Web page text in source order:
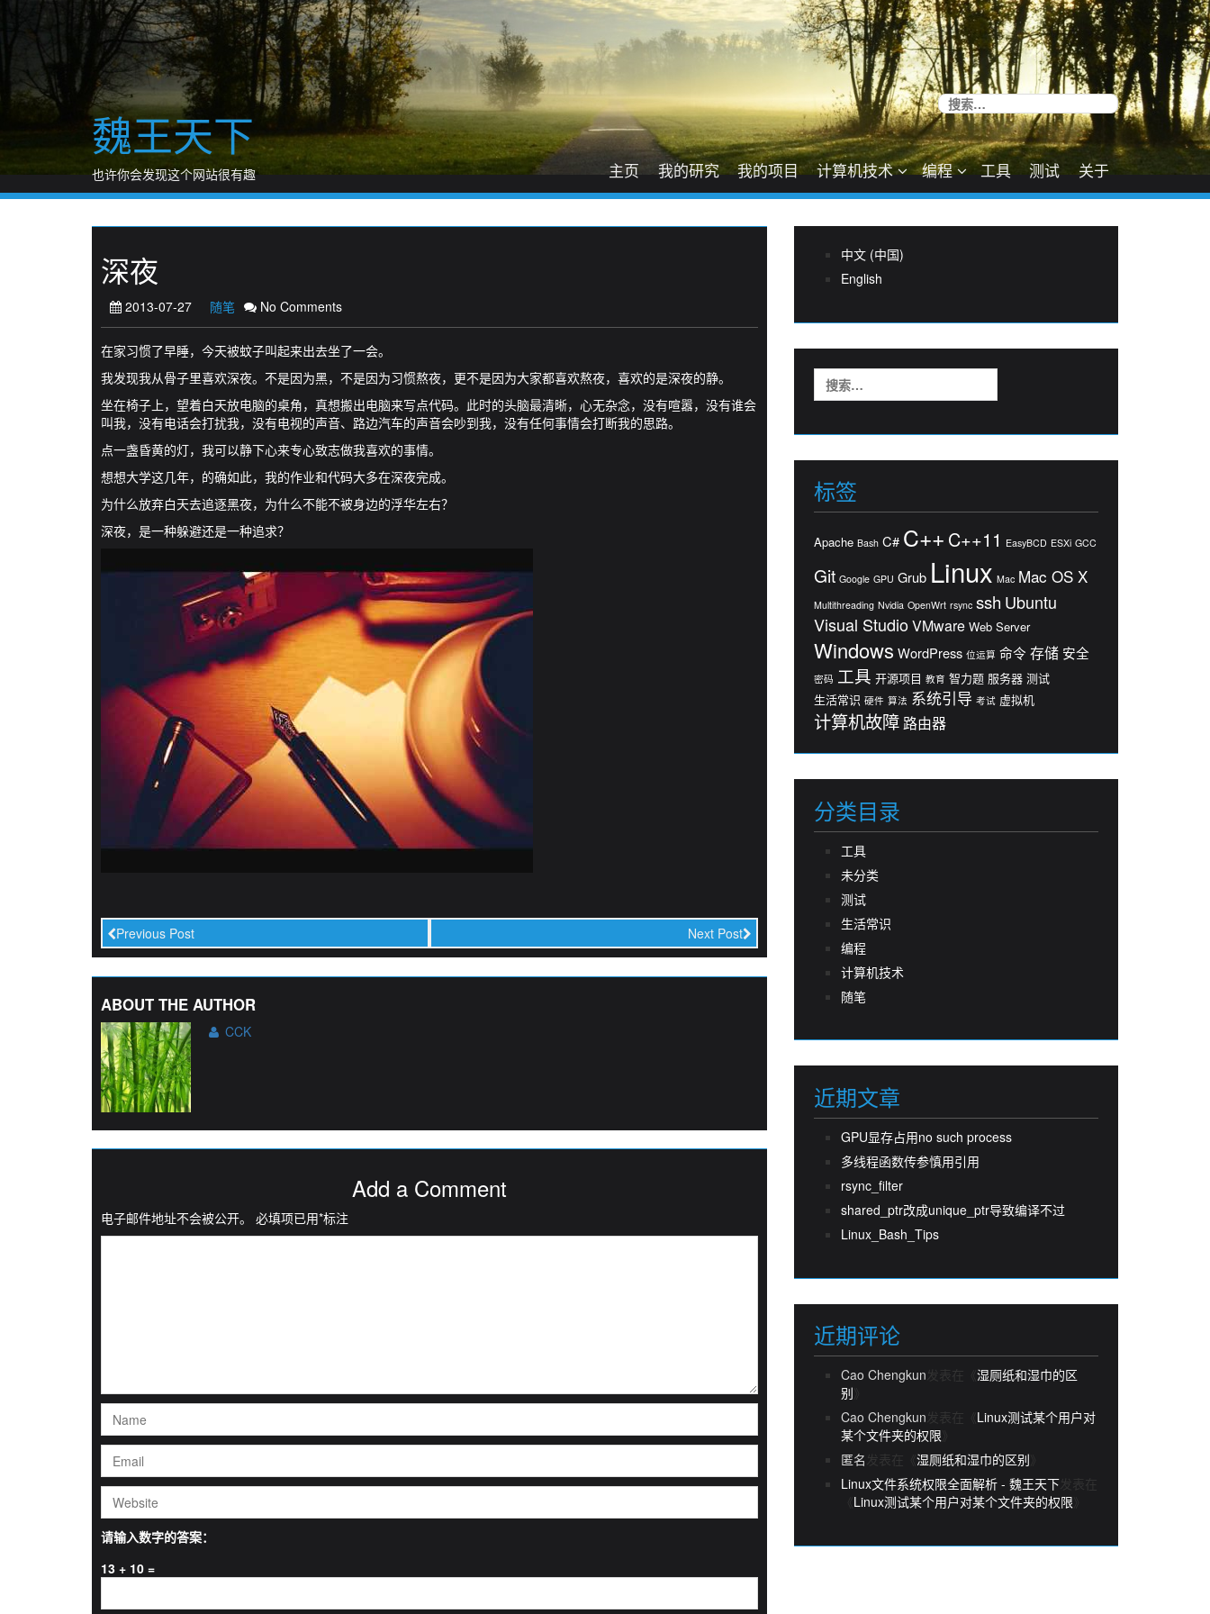
魏王天下
也许你会发现这个网站很有趣
搜
索：
主页 我的研究 我的项目 计算机技术 编程 工具 测试 关于
深夜
2013-07-27 随笔 No Comments
在家习惯了早睡，今天被蚊子叫起来出去坐了一会。
我发现我从骨子里喜欢深夜。不是因为黑，不是因为习惯熬夜，更不是因为大家都喜欢熬夜，喜欢的是深夜的静。
坐在椅子上，望着白天放电脑的桌角，真想搬出电脑来写点代码。此时的头脑最清晰，心无杂念，没有喧嚣，没有谁会
叫我，没有电话会打扰我，没有电视的声音、路边汽车的声音会吵到我，没有任何事情会打断我的思路。
点一盏昏黄的灯，我可以静下心来专心致志做我喜欢的事情。
想想大学这几年，的确如此，我的作业和代码大多在深夜完成。
为什么放弃白天去追逐黑夜，为什么不能不被身边的浮华左右？
深夜，是一种躲避还是一种追求？
Previous Post Next Post
ABOUT THE AUTHOR
CCK
Add a Comment
电子邮件地址不会被公开。 必填项已用*标注
请输入数字的答案：
13 + 10 =
中文 (中国)
English
索：
标签
Apache Bash C# C++ C++11 EasyBCD ESXi GCC
Git Google GPU Grub Linux Mac Mac OS X
Multithreading Nvidia OpenWrt rsync ssh Ubuntu
Visual StudioVMware Web Server
Windows WordPress 位运算 命令 存储 安全
密码 工具 开源项目 教育 智力题 服务器 测试
生活常识 硬件 算法 系统引导 考试 虚拟机
计算机故障 路由器
分类目录
工具
未分类
测试
生活常识
编程
计算机技术
随笔
近期文章
GPU显存占用no such process
多线程函数传参慎用引用
rsync_filter
shared_ptr改成unique_ptr导致编译不过
Linux_Bash_Tips
近期评论
Cao Chengkun发表在《 湿厕纸和湿巾的区
别
Cao Chengkun发表在《 Linux测试某个用户对
某个文件夹的权限
匿名 发表在《 湿厕纸和湿巾的区别
Linux文件系统权限全面解析 - 魏王天下发表在
Linux测试某个用户对某个文件夹的权限